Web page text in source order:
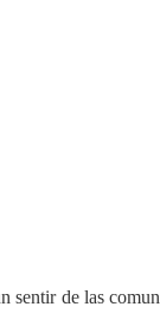
sentir de las